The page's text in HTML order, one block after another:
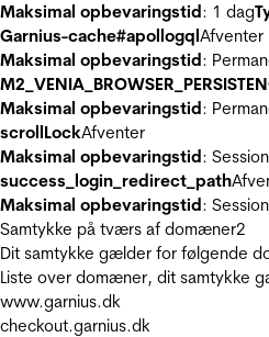
Maksimal opbevaringstid: 1 dag
Garnius-cache#apollogqlAfventer
Maksimal opbevaringstid:
Maksimal opbevaringstid:
scrollLockAfventer
Maksimal opbevaringstid: Session
success_login_redirect_path
Maksimal opbevaringstid: Session
Samtykke på tværs af domæner2
Dit samtykke gælder for følgende
Liste over domæner, dit samtykke
www.garnius.dk
checkout.garnius.dk